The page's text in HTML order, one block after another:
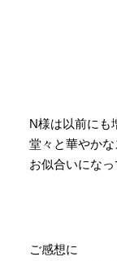
N様は以前にも
堂々と華やか
お似合いになっ
ご感想に